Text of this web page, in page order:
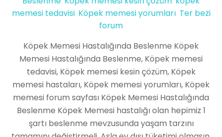
memesi tedavisi, Köpek memesi yorumları, Ter bezi
forum
Köpek Memesi Hastalığında Beslenme Köpek
Memesi Hastalığında Beslenme, Köpek memesi
tedavisi, Köpek memesi kesin çözüm, Köpek
memesi hastaları, Köpek memesi yorumları, Köpek
memesi forum sayfası Köpek Memesi Hastalığında
Beslenme Köpek Memesi hastalığı olan hepimiz 1
şartı beslenme mevzusunda yaşam tarzını